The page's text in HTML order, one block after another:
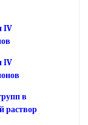
IV
IV
в
раствор